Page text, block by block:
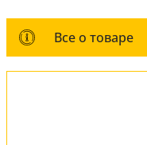
Все о товаре
Все о товаре